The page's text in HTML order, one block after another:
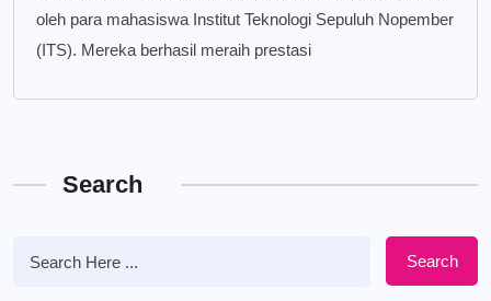
oleh para mahasiswa Institut Teknologi Sepuluh Nopember
(ITS). Mereka berhasil meraih prestasi
Search
Search